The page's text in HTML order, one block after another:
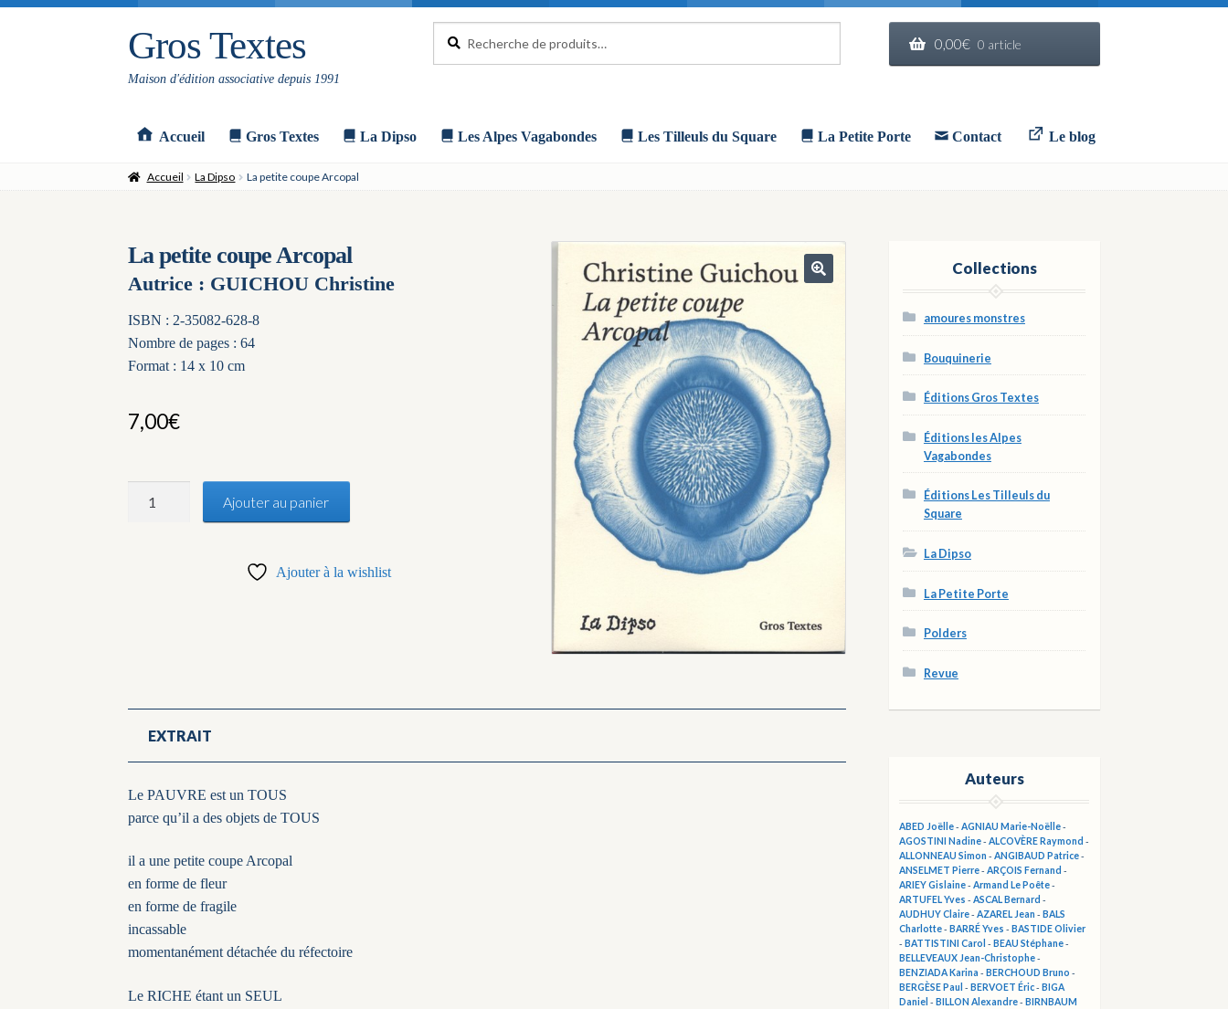
Aller
à
la
Aller
au
contenu
Gros Textes
Maison d'édition associative depuis 1991
pour :
0,00€ 0 article
Accueil Gros Textes La Dipso Les Alpes Vagabondes Les Tilleuls du Square La Petite Porte Contact Le blog
Accueil La Dipso La petite coupe Arcopal
La petite coupe Arcopal
Autrice : GUICHOU Christine
ISBN : 2-35082-628-8
Nombre de pages : 64
Format : 14 x 10 cm
7,00€
Ajouter au panier
Ajouter à la wishlist
EXTRAIT
Le PAUVRE est un TOUS
parce qu’il a des objets de TOUS
il a une petite coupe Arcopal
en forme de fleur
en forme de fragile
incassable
momentanément détachée du réfectoire
Le RICHE étant un SEUL
Collections
amoures monstres
Bouquinerie
Éditions Gros Textes
Éditions les Alpes
Vagabondes
Éditions Les Tilleuls du
Square
La Dipso
La Petite Porte
Polders
Revue
Auteurs
ABED Joëlle-AGNIAU Marie-Noëlle-
AGOSTINI Nadine-ALCOVÈRE Raymond -
ALLONNEAU Simon -ANGIBAUD Patrice-
ANSELMET Pierre-ARÇOIS Fernand -
ARIEY Gislaine-Armand Le Poête-
ARTUFEL Yves -ASCAL Bernard -
AUDHUY Claire-AZAREL Jean -BALS
Charlotte-BARRÉ Yves -BASTIDE Olivier
-BATTISTINI Carol -BEAU Stéphane-
BELLEVEAUX Jean-Christophe-
BENZIADA Karina -BERCHOUD Bruno -
BERGÈSE Paul -BERVOET Éric-BIGA
Daniel -BILLON Alexandre-BIRNBAUM